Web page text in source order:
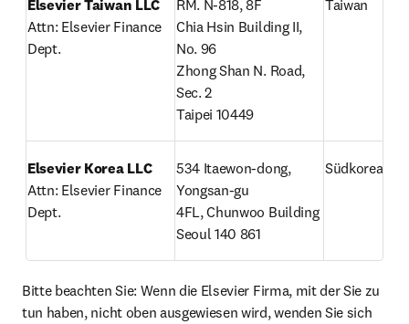
Elsevier Taiwan LLC
Attn: Elsevier Finance
Dept.
RM. N-818, 8F
Chia Hsin Building II,
No. 96
Zhong Shan N. Road,
Sec. 2
Taipei 10449
Taiwan
Elsevier Korea LLC
Attn: Elsevier Finance
Dept.
534 Itaewon-dong,
Yongsan-gu
4FL, Chunwoo Building
Seoul 140 861
Südkorea
Bitte beachten Sie: Wenn die Elsevier Firma, mit der Sie zu
tun haben, nicht oben ausgewiesen wird, wenden Sie sich